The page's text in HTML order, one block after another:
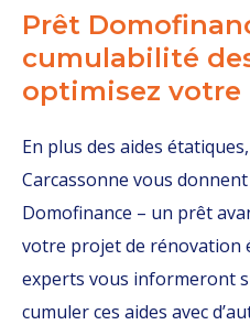
Prêt
cumulabilité
optimisez
En plus des aides
Carcassonne vous
Domofinance – un prêt
votre projet de rénovation
experts vous informeront
cumuler ces aides avec